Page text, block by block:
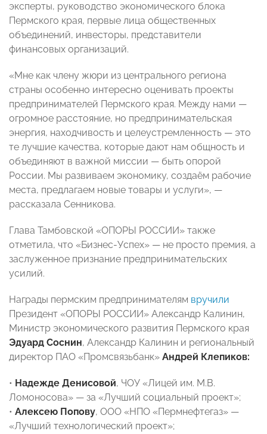
эксперты, руководство экономического блока
Пермского края, первые лица общественных
объединений, инвесторы, представители
финансовых организаций.
«Мне как члену жюри из центрального региона
страны особенно интересно оценивать проекты
предпринимателей Пермского края. Между нами —
огромное расстояние, но предпринимательская
энергия, находчивость и целеустремленность — это
те лучшие качества, которые дают нам общность и
объединяют в важной миссии — быть опорой
России. Мы развиваем экономику, создаём рабочие
места, предлагаем новые товары и услуги», —
рассказала Сенникова.
Глава Тамбовской «ОПОРЫ РОССИИ» также
отметила, что «Бизнес-Успех» — не просто премия, а
заслуженное признание предпринимательских
усилий.
Награды пермским предпринимателям вручили
Президент «ОПОРЫ РОССИИ» Александр Калинин,
Министр экономического развития Пермского края
Эдуард Соснин, Александр Калинин и региональный
директор ПАО «Промсвязьбанк» Андрей Клепиков:
• Надежде Денисовой, ЧОУ «Лицей им. М.В.
Ломоносова» — за «Лучший социальный проект»;
• Алексею Попову, ООО «НПО «Пермнефтегаз» —
«Лучший технологический проект»;